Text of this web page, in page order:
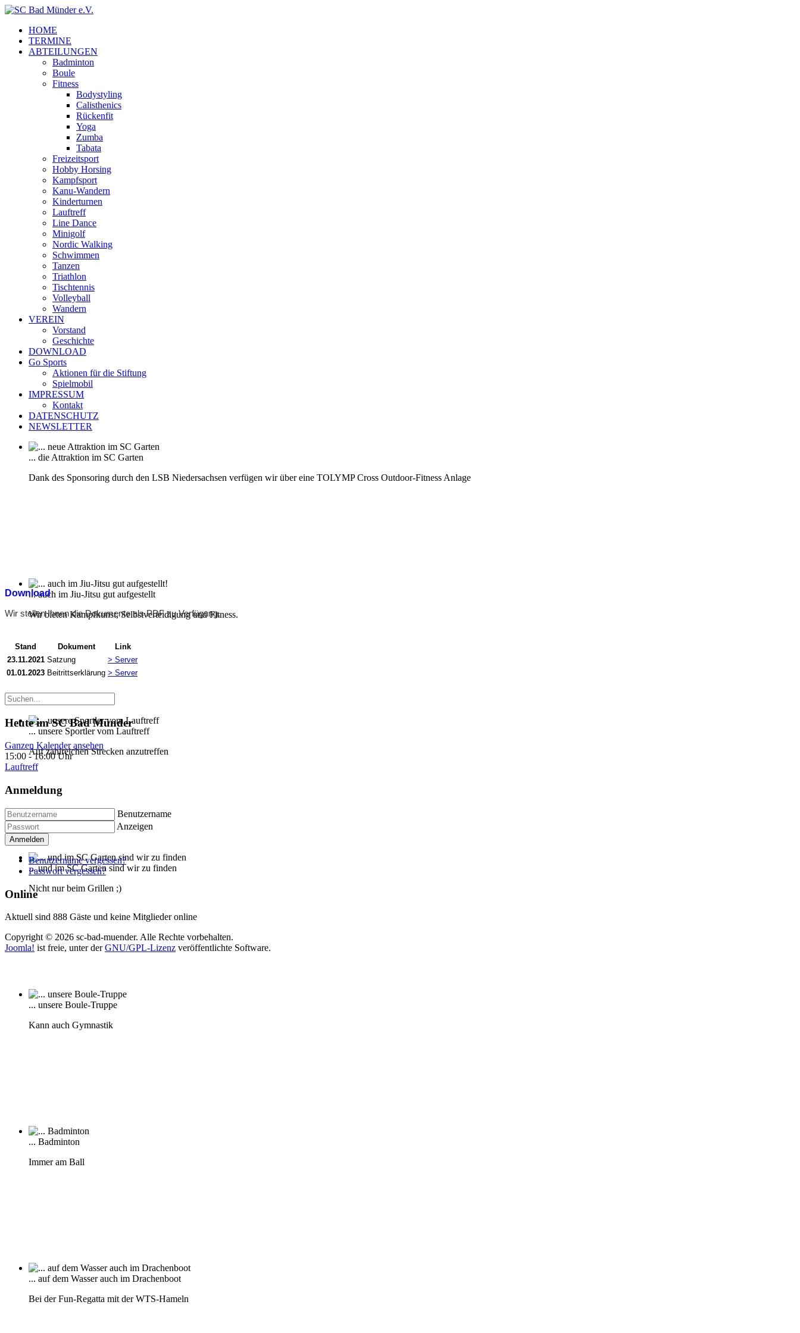
HOME
TERMINE
ABTEILUNGEN
Badminton
Boule
Fitness
Bodystyling
Calisthenics
Rückenfit
Yoga
Zumba
Tabata
Freizeitsport
Hobby Horsing
Kampfsport
Kanu-Wandern
Kinderturnen
Lauftreff
Line Dance
Minigolf
Nordic Walking
Schwimmen
Tanzen
Triathlon
Tischtennis
Volleyball
Wandern
VEREIN
Vorstand
Geschichte
DOWNLOAD
Go Sports
Aktionen für die Stiftung
Spielmobil
IMPRESSUM
Kontakt
DATENSCHUTZ
NEWSLETTER
... die Attraktion im SC Garten
Dank des Sponsoring durch den LSB Niedersachsen verfügen wir über eine TOLYMP Cross Outdoor-Fitness Anlage
... auch im Jiu-Jitsu gut aufgestellt
Wir bieten Kampfkunst, Selbstverteidigung und Fitness.
... unsere Sportler vom Lauftreff
Auf zahlreichen Strecken anzutreffen
... und im SC Garten sind wir zu finden
Nicht nur beim Grillen ;)
... unsere Boule-Truppe
Kann auch Gymnastik
... Badminton
Immer am Ball
... auf dem Wasser auch im Drachenboot
Bei der Fun-Regatta mit der WTS-Hameln
Download
Wir stellen Ihnen die Dokumente als PDF zu Verfügung.
Stand Dokument
Link
23.11.2021 Satzung
> Server
01.01.2023 Beitrittserklärung > Server
Heute im SC Bad Münder
Ganzen Kalender ansehen
15:00 -16:00 Uhr
Lauftreff
Anmeldung
Benutzername
Anzeigen
Anmelden
Benutzername vergessen?
Passwort vergessen?
Online
Aktuell sind 888 Gäste und keine Mitglieder online
Copyright © 2026 sc-bad-muender. Alle Rechte vorbehalten.
Joomla! ist freie, unter derGNU/GPL-Lizenz veröffentlichte Software.